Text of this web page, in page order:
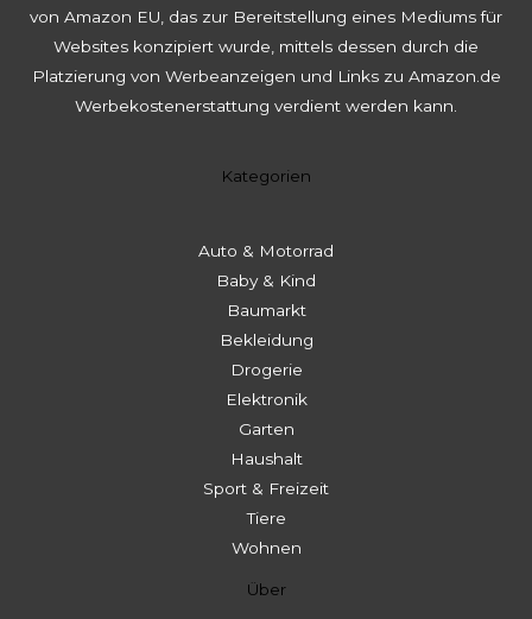
von Amazon EU, das zur Bereitstellung eines Mediums für
Websites konzipiert wurde, mittels dessen durch die
Platzierung von Werbeanzeigen und Links zu Amazon.de
Werbekostenerstattung verdient werden kann.
Kategorien
Auto & Motorrad
Baby & Kind
Baumarkt
Bekleidung
Drogerie
Elektronik
Garten
Haushalt
Sport & Freizeit
Tiere
Wohnen
Über